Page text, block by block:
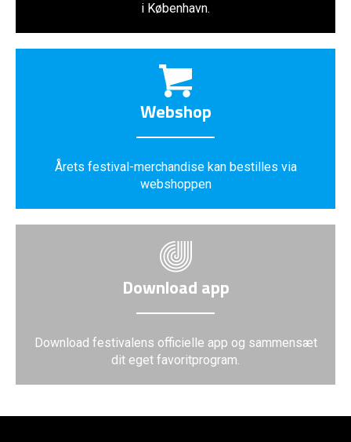
i København.
Webshop
Årets festival-merchandise kan bestilles via
webshoppen
Download app
Download festivalens officielle app og sammensæt
dit eget favoritprogram.